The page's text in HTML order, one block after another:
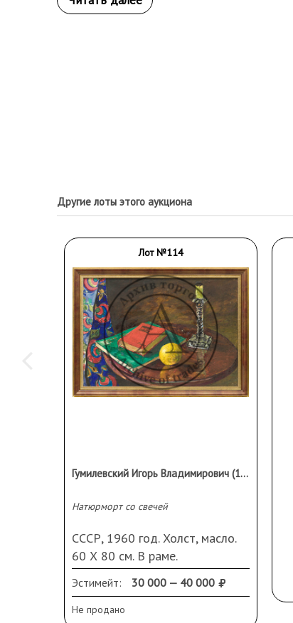
Другие лоты этого аукциона
Лот №114
Гумилевский Игорь Владимирович (1925-2001)
Натюрморт со свечей
СССР, 1960 год. Холст, масло.
60 Х 80 см. В раме.
Эстимейт: 30 000 — 40 000
Не продано